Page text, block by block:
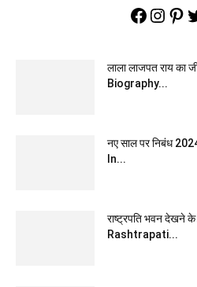
लाला लाजपत राय का
Biography...
नए साल पर निबंध
In...
राष्ट्रपति भवन देखने
Rashtrapati...